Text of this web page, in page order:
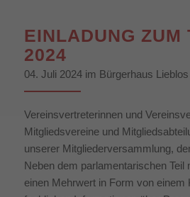
EINLADUNG ZUM
2024
04. Juli 2024 im Bürgerhaus Lieblos
Vereinsvertreterinnen und
Mitgliedsvereine und
unserer Mitgliederversammlung,
Neben dem parlamentarischen Teil
einen Mehrwert in Form von einem